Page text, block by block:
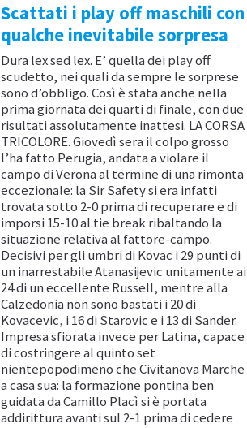
Scattati i play off maschili con
qualche inevitabile sorpresa
Dura lex sed lex. E’ quella dei play off
scudetto, nei quali da sempre le sorprese
sono d’obbligo. Così è stata anche nella
prima giornata dei quarti di finale, con due
risultati assolutamente inattesi. LA CORSA
TRICOLORE. Giovedì sera il colpo grosso
l’ha fatto Perugia, andata a violare il
campo di Verona al termine di una rimonta
eccezionale: la Sir Safety si era infatti
trovata sotto 2-0 prima di recuperare e di
imporsi 15-10 al tie break ribaltando la
situazione relativa al fattore-campo.
Decisivi per gli umbri di Kovac i 29 punti di
un inarrestabile Atanasijevic unitamente ai
24 di un eccellente Russell, mentre alla
Calzedonia non sono bastati i 20 di
Kovacevic, i 16 di Starovic e i 13 di Sander.
Impresa sfiorata invece per Latina, capace
di costringere al quinto set
nientepopodimeno che Civitanova Marche
a casa sua: la formazione pontina ben
guidata da Camillo Placì si è portata
addirittura avanti sul 2-1 prima di cedere